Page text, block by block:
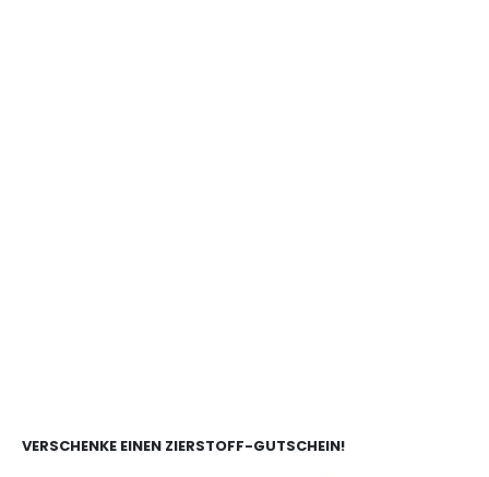
VERSCHENKE EINEN ZIERSTOFF-GUTSCHEIN!